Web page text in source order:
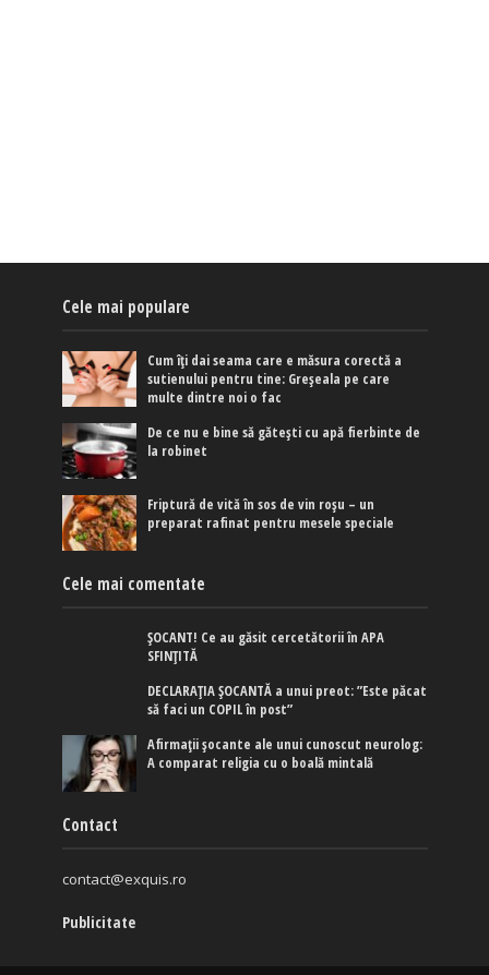
Cele mai populare
Cum îți dai seama care e măsura corectă a
sutienului pentru tine: Greșeala pe care
multe dintre noi o fac
De ce nu e bine să gătești cu apă fierbinte de
la robinet
Friptură de vită în sos de vin roșu – un
preparat rafinat pentru mesele speciale
Cele mai comentate
ȘOCANT! Ce au găsit cercetătorii în APA
SFINȚITĂ
DECLARAȚIA ȘOCANTĂ a unui preot: ”Este păcat
să faci un COPIL în post”
Afirmaţii şocante ale unui cunoscut neurolog:
A comparat religia cu o boală mintală
Contact
contact@exquis.ro
Publicitate